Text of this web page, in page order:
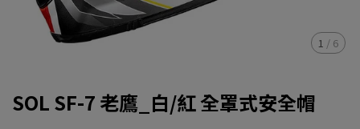
1 / 6
SOL SF-7 老鷹_白/紅 全罩式安全帽